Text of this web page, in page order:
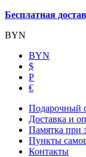
Бесплатная
BYN
BYN
$
Р
€
Подарочный
Доставка и
Памятка при
Пункты
Контакты